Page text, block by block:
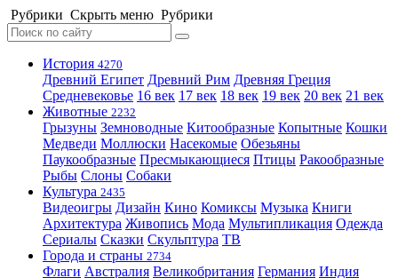
Рубрики Скрыть меню Рубрики
История 4270
Древний Египет Древний Рим Древняя Греция
Средневековье 16 век 17 век 18 век 19 век 20 век 21 век
Животные 2232
Грызуны Земноводные Китообразные Копытные Кошки
Медведи Моллюски Насекомые Обезьяны
Паукообразные Пресмыкающиеся Птицы Ракообразные
Рыбы Слоны Собаки
Культура 2435
Видеоигры Дизайн Кино Комиксы Музыка Книги
Архитектура Живопись Мода Мультипликация Одежда
Сериалы Сказки Скульптура ТВ
Города и страны 2734
Флаги Австралия Великобритания Германия Индия